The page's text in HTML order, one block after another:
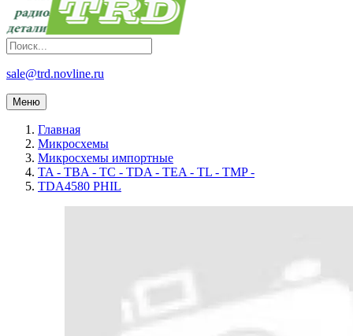
sale@trd.novline.ru
Меню
Главная
Микросхемы
Микросхемы импортные
TA - TBA - TC - TDA - TEA - TL - TMP -
TDA4580 PHIL